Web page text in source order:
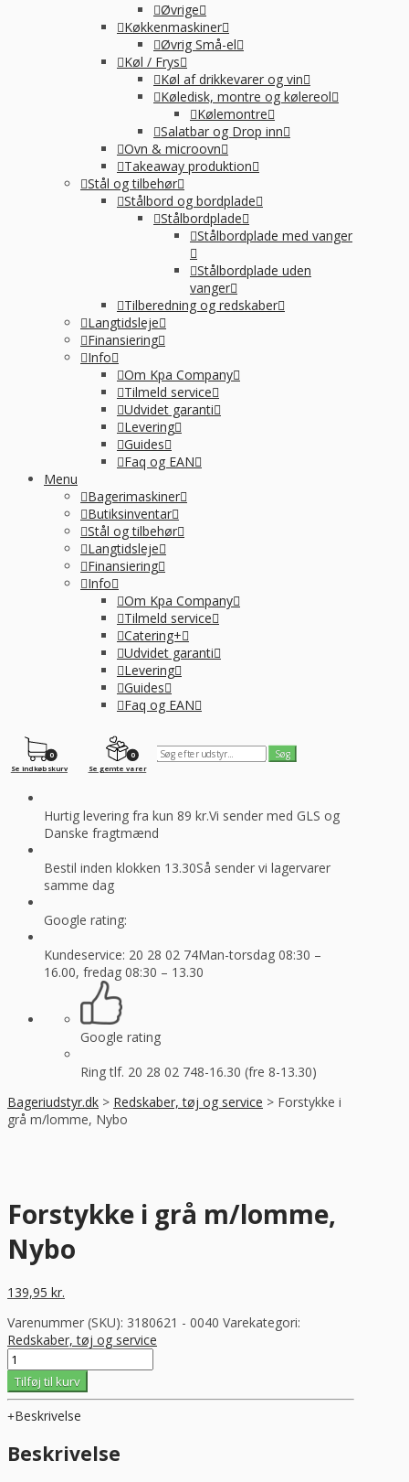
Øvrige
Køkkenmaskiner
Øvrig Små-el
Køl / Frys
Køl af drikkevarer og vin
Køledisk, montre og kølereol
Kølemontre
Salatbar og Drop inn
Ovn & microovn
Takeaway produktion
Stål og tilbehør
Stålbord og bordplade
Stålbordplade
Stålbordplade med vanger
Stålbordplade uden
vanger
Tilberedning og redskaber
Langtidsleje
Finansiering
Info
Om Kpa Company
Tilmeld service
Udvidet garanti
Levering
Guides
Faq og EAN
Menu
Bagerimaskiner
Butiksinventar
Stål og tilbehør
Langtidsleje
Finansiering
Info
Om Kpa Company
Tilmeld service
Catering+
Udvidet garanti
Levering
Guides
Faq og EAN
0
Se gemte varer
0
Se indkøbskurv
Hurtig levering fra kun 89 kr.Vi sender med GLS og
Danske fragtmænd
Bestil inden klokken 13.30Så sender vi lagervarer
samme dag
Google rating:
Kundeservice: 20 28 02 74Man-torsdag 08:30 –
16.00, fredag 08:30 – 13.30
Google rating
Ring tlf. 20 28 02 748-16.30 (fre 8-13.30)
Bageriudstyr.dk > Redskaber, tøj og service > Forstykke i
grå m/lomme, Nybo
Forstykke i grå m/lomme,
Nybo
139,95 kr.
Varenummer (SKU): 3180621 - 0040 Varekategori:
Redskaber, tøj og service
Forstykke
i
grå
m/lomme,
Nybo
antal
Tilføj til kurv
Beskrivelse
Beskrivelse